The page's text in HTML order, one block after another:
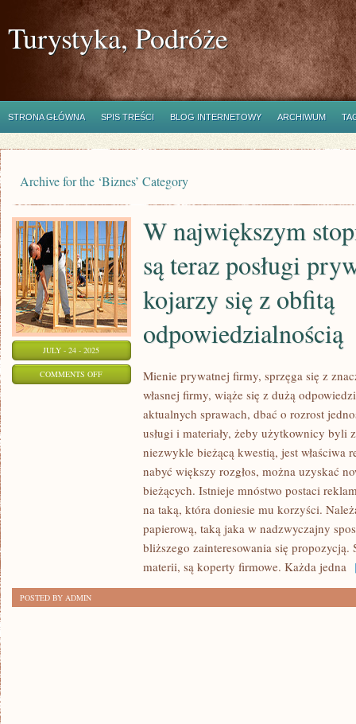
Turystyka, Podróże
STRONA GŁÓWNA SPIS TREŚCI BLOG INTERNETOWY ARCHIWUM
Archive for the ‘Biznes’ Category
JULY - 24 - 2025
COMMENTS OFFON
NAJWIĘKSZYM
INTERESUJĄCE
PRYWATNEJ
W największym
są teraz posługi
kojarzy się z obfitą
odpowiedzialnością
Mienie prywatnej firmy, sprzęga się z
własnej firmy, wiąże się z dużą
aktualnych sprawach, dbać o rozrost
usługi i materiały, żeby użytkownicy byli
niezwykle bieżącą kwestią, jest właściwa
nabyć większy rozgłos, można uzyskać
bieżących. Istnieje mnóstwo postaci
na taką, która doniesie mu korzyści.
papierową, taką jaka w nadzwyczajny
bliższego zainteresowania się propozycją.
materii, są koperty firmowe. Każda jedna
POSTED BY ADMIN